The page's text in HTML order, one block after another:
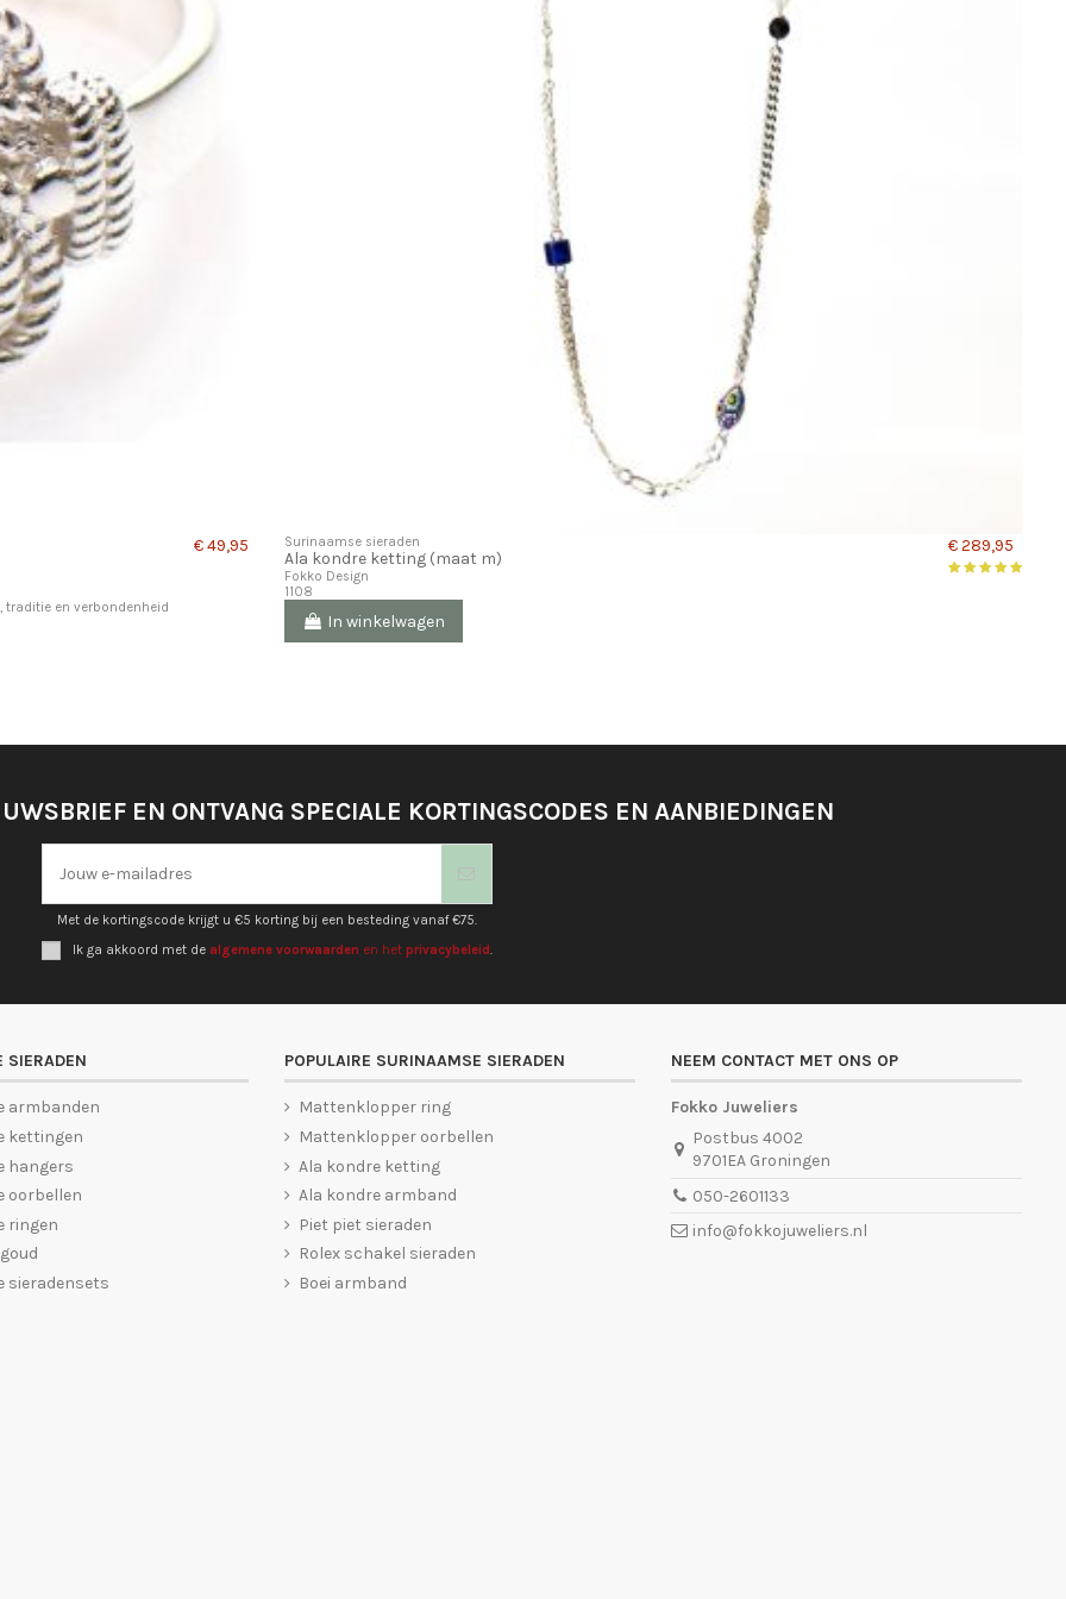
€ 49,95
traditie en verbondenheid
Surinaamse sieraden
Ala kondre ketting (maat m)
Fokko Design
1108
€ 289,95
In winkelwagen
EN ONTVANG SPECIALE KORTINGSCODES EN AANBIEDINGEN
Met de kortingscode krijgt u €5 korting bij een besteding vanaf €75.
Ik ga akkoord met de algemene voorwaarden en het privacybeleid.
SIERADEN
armbanden
kettingen
hangers
oorbellen
ringen
sieradensets
POPULAIRE SURINAAMSE SIERADEN
Mattenklopper ring
Mattenklopper oorbellen
Ala kondre ketting
Ala kondre armband
Piet piet sieraden
Rolex schakel sieraden
Boei armband
NEEM CONTACT MET ONS OP
Fokko Juweliers
Postbus 4002
9701EA Groningen
050-2601133
info@fokkojuweliers.nl